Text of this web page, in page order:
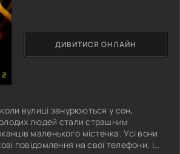
вулиці занурюються у сон,
людей стали страшним
маленького містечка. Усі вони
повідомлення на свої телефони, і
ДИВИТИСЯ ОНЛАЙН